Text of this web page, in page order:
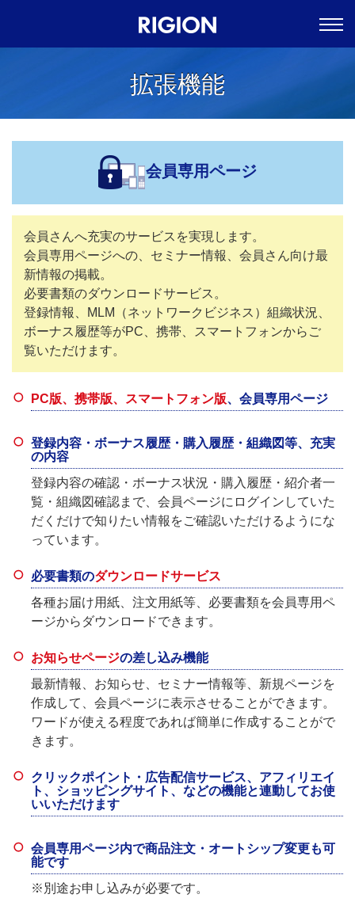
拡張機能
会員専用ページ
会員さんへ充実のサービスを実現します。
会員専用ページへの、セミナー情報、会員さん向け最
新情報の掲載。
必要書類のダウンロードサービス。
登録情報、MLM（ネットワークビジネス）組織状況、
ボーナス履歴等がPC、携帯、スマートフォンからご
覧いただけます。
PC版、携帯版、スマートフォン版、会員専用ページ
登録内容・ボーナス履歴・購入履歴・組織図等、充実
の内容
登録内容の確認・ボーナス状況・購入履歴・紹介者一
覧・組織図確認まで、会員ページにログインしていた
だくだけで知りたい情報をご確認いただけるようにな
っています。
必要書類のダウンロードサービス
各種お届け用紙、注文用紙等、必要書類を会員専用ペ
ージからダウンロードできます。
お知らせページの差し込み機能
最新情報、お知らせ、セミナー情報等、新規ページを
作成して、会員ページに表示させることができます。
ワードが使える程度であれば簡単に作成することがで
きます。
クリックポイント・広告配信サービス、アフィリエイ
ト、ショッピングサイト、などの機能と連動してお使
いいただけます
会員専用ページ内で商品注文・オートシップ変更も可
能です
※別途お申し込みが必要です。